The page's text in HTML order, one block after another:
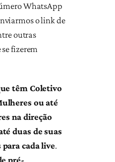
WhatsApp
o link de
outras
fizerem
têm Coletivo
ou até
na direção
duas de suas
cada live.